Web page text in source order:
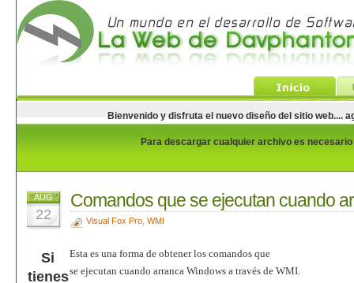
Bienvenido y disfruta el nuevo diseño del sitio web....
Para descargar cualquier archivo es
AUG
22
Comandos que se ejecutan cuando
Visual Fox Pro, WMI
Esta es una forma de obtener los comandos que
se ejecutan cuando arranca Windows a través de WMI.
Si
tienes